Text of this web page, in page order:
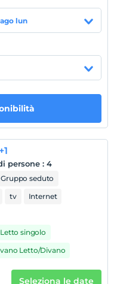
kapalı otopark, Wi-
vale hizmeti
sulla
lun
persone : 4
Gruppo seduto
tv
Internet
Letto singolo
Letto/Divano
Seleziona le date